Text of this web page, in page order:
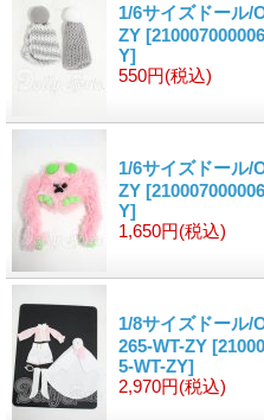
1/6サイズドール/
ZY
Y]
550円(税込)
1/6サイズドール/
ZY
Y]
1,650円(税込)
1/8サイズドール/
265-WT-ZY
5-WT-ZY]
2,970円(税込)